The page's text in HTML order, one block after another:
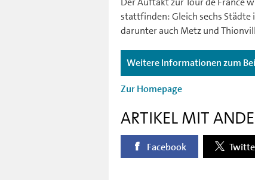
stattfinden: Gleich sechs
darunter auch Metz und
Weitere Informationen zum
Zur Homepage
ARTIKEL MIT
Facebook